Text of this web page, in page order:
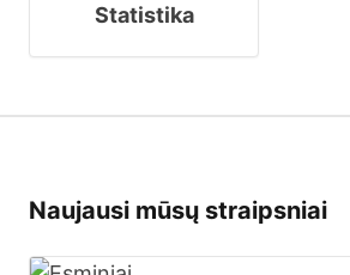
Statistika
Naujausi mūsų straipsniai